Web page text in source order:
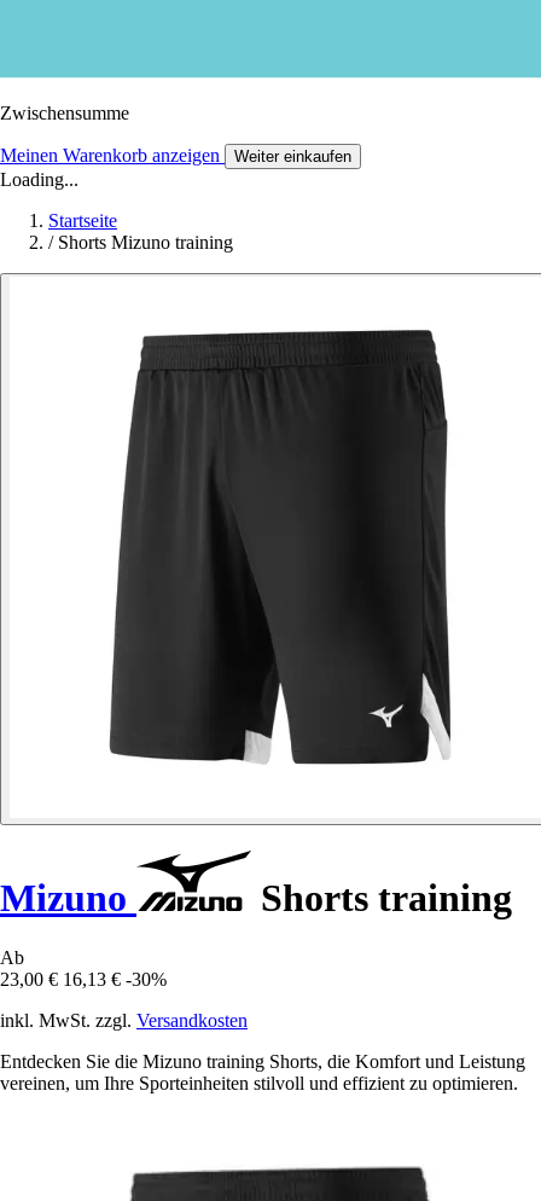
Zwischensumme
Meinen Warenkorb anzeigen Weiter einkaufen
Loading...
Startseite
/ Shorts Mizuno training
Mizuno Shorts training
Ab
23,00 € 16,13 € -30%
inkl. MwSt. zzgl. Versandkosten
Entdecken Sie die Mizuno training Shorts, die Komfort und Leistung
vereinen, um Ihre Sporteinheiten stilvoll und effizient zu optimieren.